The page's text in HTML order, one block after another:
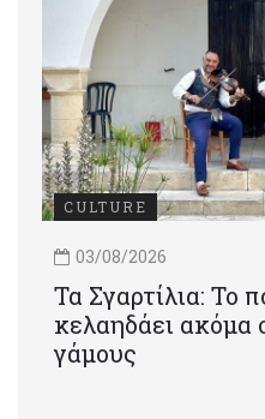
CULTURE
03/08/2026
Τα Σγαρτίλια: Το
κελαηδάει ακόμα
γάμους